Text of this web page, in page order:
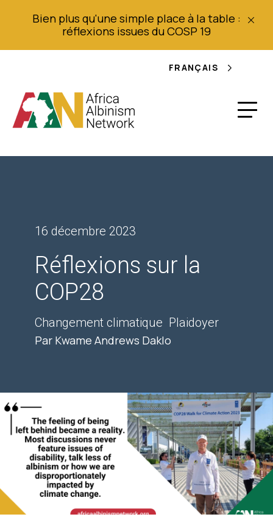
Bien plus qu'une simple place à la table :
réflexions issues du COSP 19
FRANÇAIS
16 décembre 2023
Réflexions sur la
COP28
Changement climatique Plaidoyer
Par Kwame Andrews Daklo